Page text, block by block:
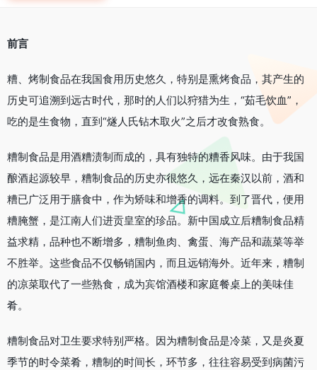
前言
糟、烤制食品在我国食用历史悠久，特别是熏烤食品，其产生的
历史可追溯到远古时代，那时的人们以狩猎为生，“茹毛饮血”，
吃的是生食物，直到“燧人氏钻木取火”之后才改食熟食。
糟制食品是用酒糟渍制而成的，具有独特的糟香风味。由于我国
酿酒起源较早，糟制食品的历史亦很悠久，远在秦汉以前，酒和
糟已广泛用于膳食中，作为矫味和增香的调料。到了晋代，便用
糟腌蟹，是江南人们进贡皇室的珍品。新中国成立后糟制食品精
益求精，品种也不断增多，糟制鱼肉、禽蛋、海产品和蔬菜等举
不胜举。这些食品不仅畅销国内，而且远销海外。近年来，糟制
的凉菜取代了一些熟食，成为宾馆酒楼和家庭餐桌上的美味佳
肴。
糟制食品对卫生要求特别严格。因为糟制食品是冷菜，又是炎夏
季节的时令菜肴，糟制的时间长，环节多，往往容易受到病菌污